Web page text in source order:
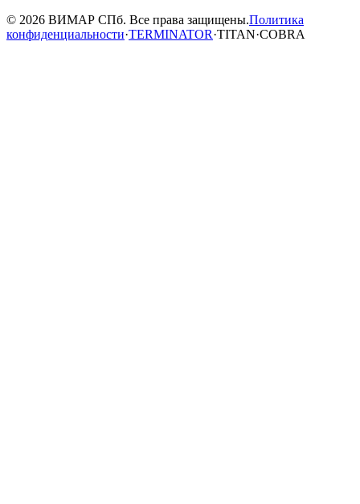
© 2026 ВИМАР СПб. Все права защищены.Политика
конфиденциальности·TERMINATOR·TITAN·COBRA